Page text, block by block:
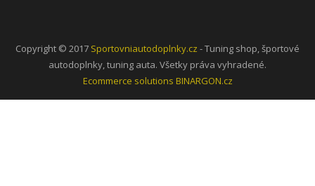
Copyright © 2017 Sportovniautodoplnky.cz - Tuning shop, športové
autodoplnky, tuning auta. Všetky práva vyhradené.
Ecommerce solutions BINARGON.cz